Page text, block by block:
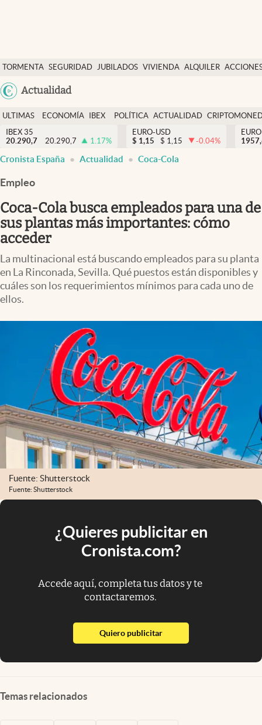
TORMENTA SEGURIDAD JUBILADOS VIVIENDA ALQUILER
Actualidad
Economía y finanzas
Política
Actualidad
Criptomonedas
España
ULTIMAS
NOTICIAS
ECONOMÍA
FINANZAS
IBEX
EURO
POLÍTICA ACTUALIDAD
IBEX 35
20.290,7
20.290,7 1.17%
EURO-USD
$ 1,15 $ 1,15 -0.04%
Cronista España Actualidad Coca-Cola
Empleo
Coca-Cola busca empleados para una de
sus plantas más importantes: cómo
acceder
La multinacional está buscando empleados para su planta
en La Rinconada, Sevilla. Qué puestos están disponibles y
cuáles son los requerimientos mínimos para cada uno de
ellos.
Fuente: Shutterstock
Fuente: Shutterstock
¿Quieres publicitar en
Cronista.com?
Accede aquí, completa tus datos y te
contactaremos.
Quiero publicitarabre en nueva pestaña
Temas relacionados